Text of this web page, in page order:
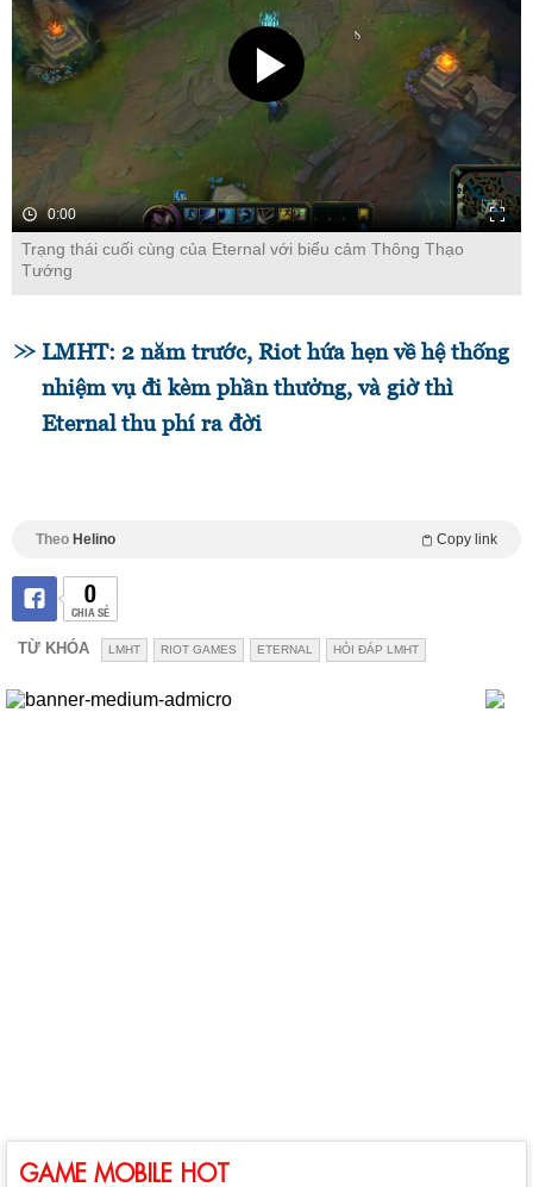
0:00
Trạng thái cuối cùng của Eternal với biểu cảm Thông Thạo
Tướng
LMHT: 2 năm trước, Riot hứa hẹn về hệ thống
nhiệm vụ đi kèm phần thưởng, và giờ thì
Eternal thu phí ra đời
Theo Helino Copy link
0
CHIA SẺ
TỪ KHÓA LMHT RIOT GAMES ETERNAL HỎI ĐÁP LMHT
GAME MOBILE HOT